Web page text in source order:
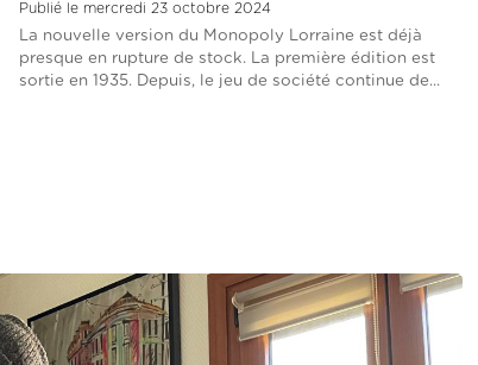
Publié le mercredi 23 octobre 2024
La nouvelle version du Monopoly Lorraine est déjà
presque en rupture de stock. La première édition est
sortie en 1935. Depuis, le jeu de société continue de...